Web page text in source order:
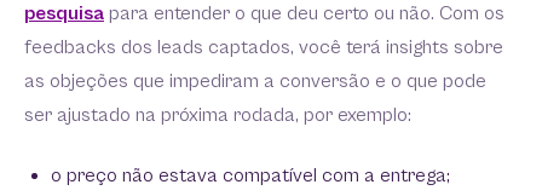
pesquisa para entender o que deu certo ou não. Com os
feedbacks dos leads captados, você terá insights sobre
as objeções que impediram a conversão e o que pode
ser ajustado na próxima rodada, por exemplo:
o preço não estava compatível com a entrega;